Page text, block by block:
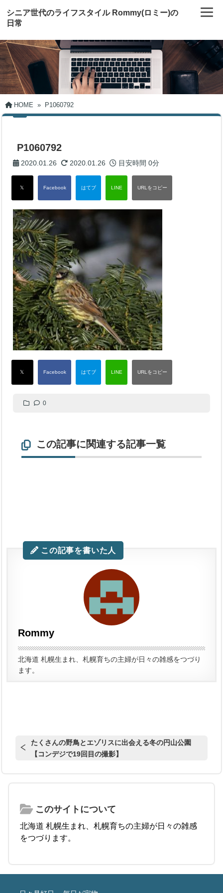
シニア世代のライフスタイル Rommy(ロミー)の
日常
HOME » P1060792
P1060792
2020.01.26 2020.01.26 目安時間0分
0
この記事に関連する記事一覧
この記事を書いた人
Rommy
北海道 札幌生まれ、札幌育ちの主婦が日々の雑感をつづり
ます。
たくさんの野鳥とエゾリスに出会える冬の円山公園
【コンデジで19回目の撮影】
このサイトについて
北海道 札幌生まれ、札幌育ちの主婦が日々の雑感
をつづります。